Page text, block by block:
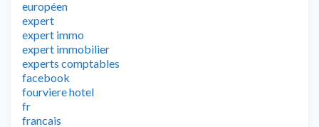
européen
expert
expert immo
expert immobilier
experts comptables
facebook
fourviere hotel
fr
francais